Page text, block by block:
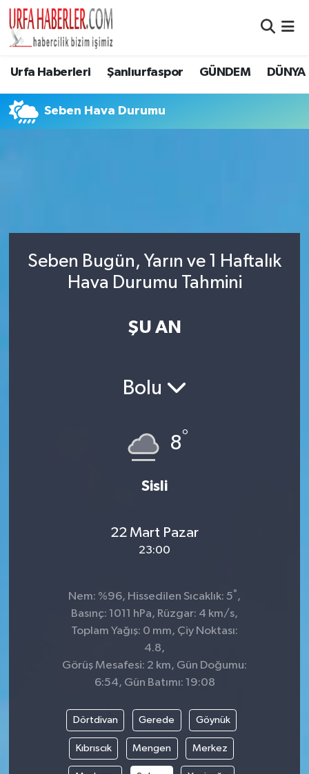
Urfa Haberleri Şanlıurfaspor GÜNDEM DÜNYA
Seben Hava Durumu
Seben Bugün, Yarın ve 1 Haftalık
Hava Durumu Tahmini
ŞU AN
Bolu
8°
Sisli
22 Mart Pazar
23:00
Nem: %96, Hissedilen Sıcaklık: 5°,
Basınç: 1011 hPa, Rüzgar: 4 km/s,
Toplam Yağış: 0 mm, Çiy Noktası:
4.8,
Görüş Mesafesi: 2 km, Gün Doğumu:
6:54, Gün Batımı: 19:08
Dörtdivan Gerede Göynük
Kıbrıscık Mengen Merkez
Şanlıurfa Nöbetçi Eczaneler
Son Dakika Haberleri